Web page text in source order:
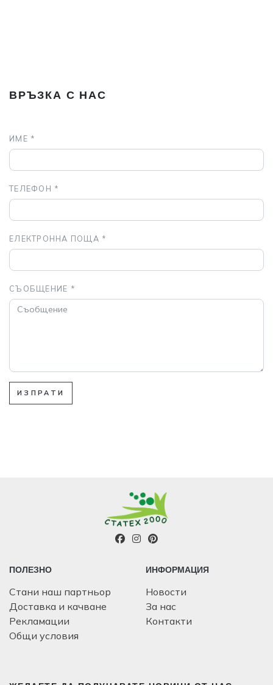
ВРЪЗКА С НАС
ИМЕ *
ТЕЛЕФОН *
ЕЛЕКТРОННА ПОЩА *
СЪОБЩЕНИЕ *
ИЗПРАТИ
ПОЛЕЗНО
Стани наш партньор
Доставка и качване
Рекламации
Общи условия
ИНФОРМАЦИЯ
Новости
За нас
Контакти